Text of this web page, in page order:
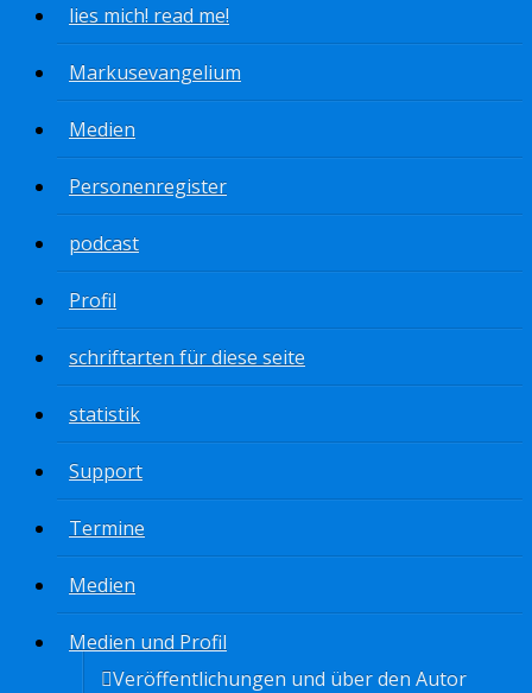
lies mich! read me!
Markusevangelium
Medien
Personenregister
podcast
Profil
schriftarten für diese seite
statistik
Support
Termine
Medien
Medien und Profil
Veröffentlichungen und über den Autor